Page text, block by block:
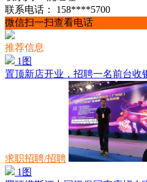
联系电话：
158****5700
微信扫一扫查看电话
推荐信息
1图
置顶新店开业，招聘一名前台收
求职招聘/招聘
1图